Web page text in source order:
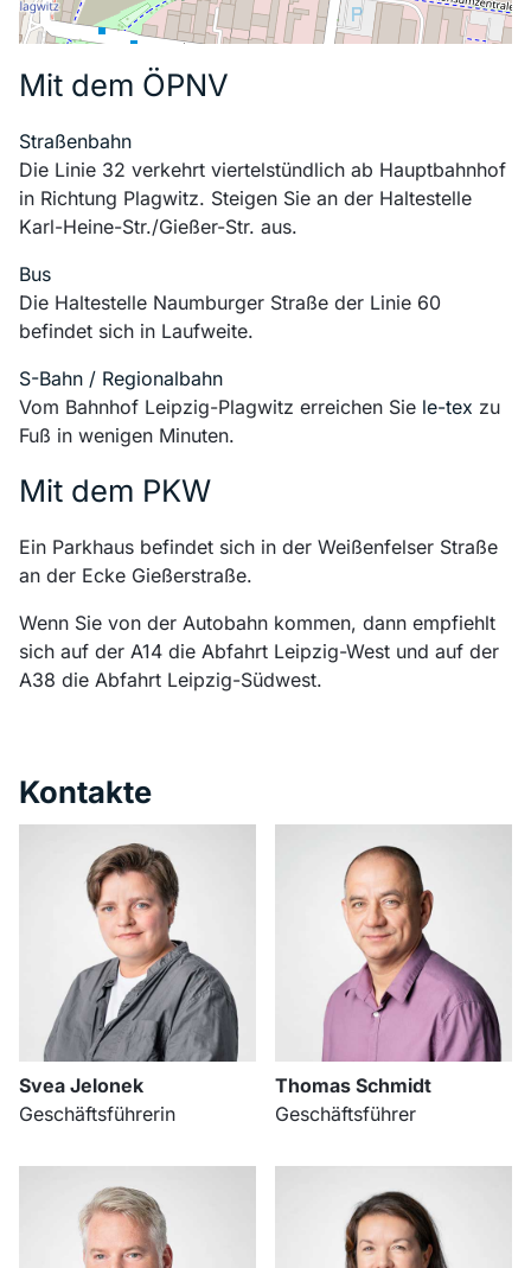
Mit dem ÖPNV
Straßenbahn
Die Linie 32 verkehrt viertelstündlich ab Hauptbahnhof
in Richtung Plagwitz. Steigen Sie an der Haltestelle
Karl-Heine-Str./Gießer-Str. aus.
Bus
Die Haltestelle Naumburger Straße der Linie 60
befindet sich in Laufweite.
S-Bahn / Regionalbahn
Vom Bahnhof Leipzig-Plagwitz erreichen Sie le-tex zu
Fuß in wenigen Minuten.
Mit dem PKW
Ein Parkhaus befindet sich in der Weißenfelser Straße
an der Ecke Gießerstraße.
Wenn Sie von der Autobahn kommen, dann empfiehlt
sich auf der A14 die Abfahrt Leipzig-West und auf der
A38 die Abfahrt Leipzig-Südwest.
Kontakte
Svea Jelonek
Geschäftsführerin
Thomas Schmidt
Geschäftsführer